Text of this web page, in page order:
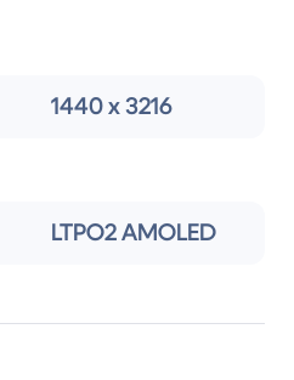
1440 x 3216
LTPO2 AMOLED